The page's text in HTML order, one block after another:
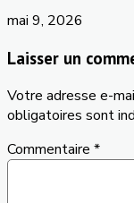
mai 9, 2026
Laisser un
Votre adresse e-
obligatoires sont
Commentaire *